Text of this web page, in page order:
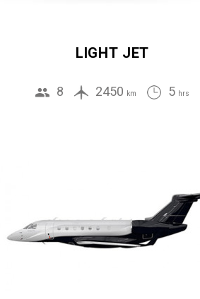
LIGHT JET
8 2450 km 5 hrs